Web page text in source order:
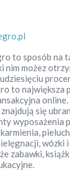
to sposób na
nim możez
to największa
online.
się
wyposażenia
wózki i
zabawki,